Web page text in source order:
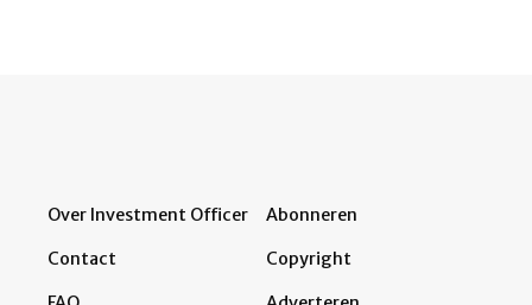
Over Investment Officer
Contact
Abonneren
Copyright